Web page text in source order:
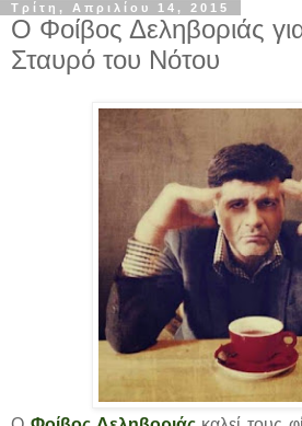
Τρίτη, Απριλίου 14, 2015
Ο Φοίβος Δεληβοριάς
Σταυρό του Νότου